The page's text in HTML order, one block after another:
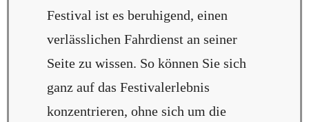
Festival ist es beruhigend, einen
verlässlichen Fahrdienst an seiner
Seite zu wissen. So können Sie sich
ganz auf das Festivalerlebnis
konzentrieren, ohne sich um die